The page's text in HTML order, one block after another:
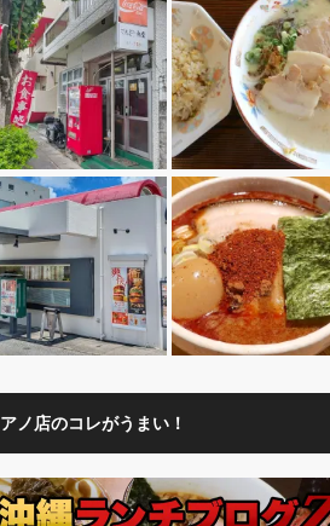
アノ店のコレがうまい！